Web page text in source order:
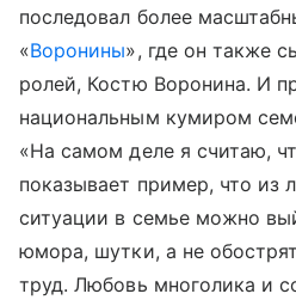
последовал более
«Воронины», где он также
ролей, Костю Воронина. И
национальным кумиром
«На самом деле я считаю,
показывает пример, что из
ситуации в семье можно
юмора, шутки, а не
труд. Любовь многолика и